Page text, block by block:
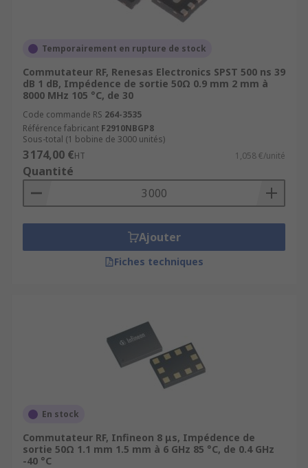
Temporairement en rupture de stock
Commutateur RF, Renesas Electronics SPST 500 ns 39
dB 1 dB, Impédence de sortie 50Ω 0.9 mm 2 mm à
8000 MHz 105 °C, de 30
Code commande RS 264-3535
Référence fabricant F2910NBGP8
Sous-total (1 bobine de 3000 unités)
3 174,00 €HT 1,058 €/unité
Quantité
Ajouter
Fiches techniques
En stock
Commutateur RF, Infineon 8 μs, Impédence de
sortie 50Ω 1.1 mm 1.5 mm à 6 GHz 85 °C, de 0.4 GHz
-40 °C